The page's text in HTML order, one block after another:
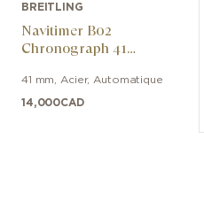
BREITLING
Navitimer B02
Chronograph 41
II
41 mm Acier, Automatique
14,000CAD